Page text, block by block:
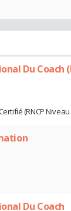
Du Coach
(RNCP Niveau
Du Coach